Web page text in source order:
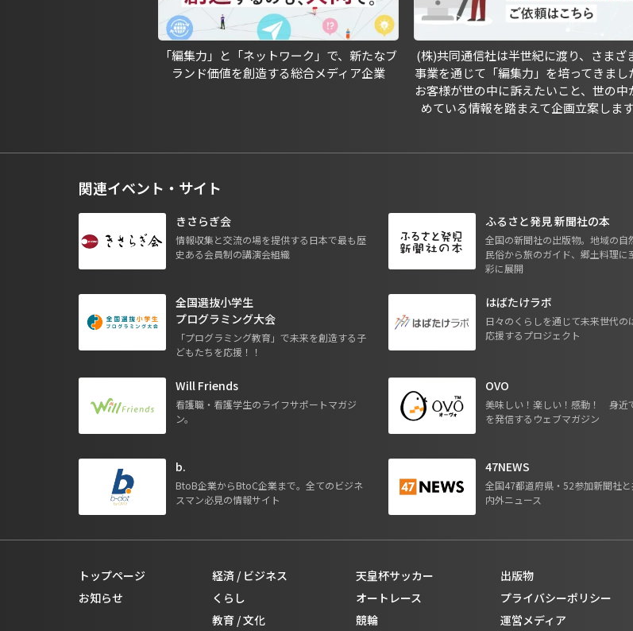
「編集力」と「ネットワーク」で、新たなブ
ランド価値を創造する総合メディア企業
(株)共同通信社は半世紀に渡り、さまざ
事業を通じて「編集力」を培ってきまし
お客様が世の中に訴えたいこと、世の中
めている情報を踏まえて企画立案します
関連イベント・サイト
きさらぎ会
情報収集と交流の場を提供する日本で最も歴
史ある会員制の講演会組織
ふるさと発見 新聞社の本
全国の新聞社の出版物。地域の自
民俗から旅のガイド、郷土料理に
彩に展開
全国選抜小学生
プログラミング大会
「プログラミング教育」で未来を創造する子
どもたちを応援！！
はばたけラボ
日々のくらしを通じて未来世代の
応援するプロジェクト
Will Friends
看護職・看護学生のライフサポートマガジ
ン。
OVO
美味しい！楽しい！感動！ 身近
を発信するウェブマガジン
b.
BtoB企業からBtoC企業まで。全てのビジネ
スマン必見の情報サイト
47NEWS
全国47都道府県・52参加新聞社
内外ニュース
トップページ
お知らせ
経済 / ビジネス
くらし
教育 / 文化
天皇杯サッカー
オートレース
競輪
出版物
プライバシーポリシー
運営メディア